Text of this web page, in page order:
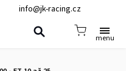
info@jk-racing.cz